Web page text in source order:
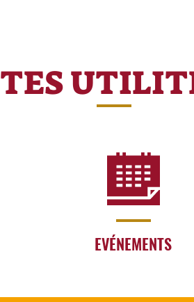
TES
EVÉNEMENTS